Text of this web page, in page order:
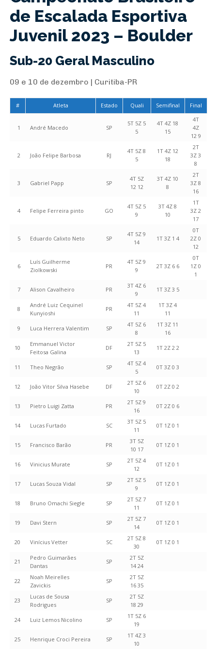
de Escalada Esportiva
Juvenil 2023 – Boulder
Sub-20 Geral Masculino
09 e 10 de dezembro | Curitiba-PR
# Atleta Estado Quali Semifinal Final
1 André Macedo SP
5T 5Z 5
5
4T 4Z 18
15
4T
4Z
12 9
2 João Felipe Barbosa RJ
4T 5Z 8
5
1T 4Z 12
18
2T
3Z 3
8
3 Gabriel Papp SP
4T 5Z
12 12
3T 4Z 10
8
2T
3Z 8
16
4 Felipe Ferreira pinto GO
4T 5Z 5
9
3T 4Z 8
10
1T
3Z 2
17
5 Eduardo Calixto Neto SP
4T 5Z 9
14
1T 3Z 1 4
0T
2Z 0
12
6
Luís Guilherme
Ziolkowski
PR
4T 5Z 9
9
2T 3Z 6 6
0T
1Z 0
1
7 Alison Cavalheiro PR
3T 4Z 6
9
1T 3Z 3 5
8
André Luiz Cequinel
Kunyioshi
PR
4T 5Z 4
11
1T 3Z 4
11
9 Luca Herrera Valentim SP
4T 5Z 6
8
1T 3Z 11
16
10
Emmanuel Victor
Feitosa Galina
DF
2T 5Z 5
13
1T 2Z 2 2
11 Theo Negrão SP
4T 5Z 4
5
0T 3Z 0 3
12 João Vitor Silva Hasebe DF
2T 5Z 6
10
0T 2Z 0 2
13 Pietro Luigi Zatta PR
2T 5Z 9
16
0T 2Z 0 6
14 Lucas Furtado SC
3T 5Z 5
11
0T 1Z 0 1
15 Francisco Barão PR
3T 5Z
10 17
0T 1Z 0 1
16 Vinicius Murate SP
2T 5Z 4
12
0T 1Z 0 1
17 Lucas Souza Vidal SP
2T 5Z 5
9
0T 1Z 0 1
18 Bruno Omachi Siegle SP
2T 5Z 7
11
0T 1Z 0 1
19 Davi Stern SP
2T 5Z 7
14
0T 1Z 0 1
20 Vinícius Vetter SC
2T 5Z 8
30
0T 1Z 0 1
21
Pedro Guimarães
Dantas
SP
2T 5Z
14 24
22
Noah Meirelles
Zavickis
SP
2T 5Z
16 35
23
Lucas de Sousa
Rodrigues
SP
2T 5Z
18 29
24 Luiz Lemos Nicolino SP
1T 5Z 6
19
25 Henrique Croci Pereira SP
1T 4Z 3
10